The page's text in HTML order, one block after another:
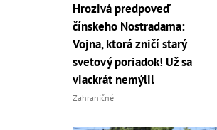
Hrozivá predpoveď
čínskeho Nostradama:
Vojna, ktorá zničí starý
svetový poriadok! Už sa
viackrát nemýlil
Zahraničné